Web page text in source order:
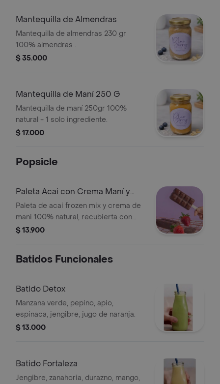
Mantequilla de Almendras
Mantequilla de almendras 230 gr
100% almendras .
$ 35.000
Mantequilla de Maní 250 G
Mantequilla de maní 250gr 100%
natural - 1 solo ingrediente.
$ 17.000
Popsicle
Paleta Acai con Crema Maní y
Chocolate
Paleta de acai frozen mix y crema de
mani 100% natural, recubierta con
chocolate oscuro al 70% sin azucar .
$ 13.900
Batidos Funcionales
Batido Detox
Manzana verde, pepino, apio,
espinaca, jengibre, jugo de naranja.
$ 13.000
Batido Fortaleza
Jengibre, zanahoria, durazno, mango,